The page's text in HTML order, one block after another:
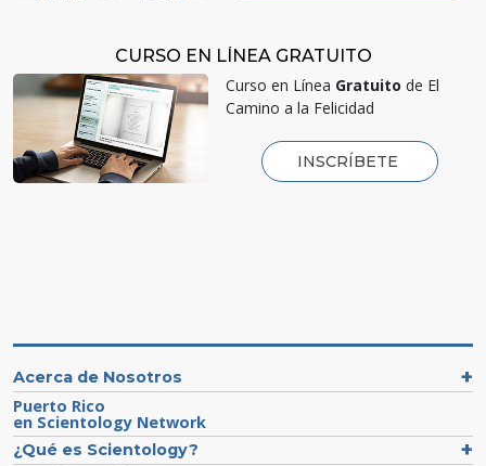
CURSO EN LÍNEA GRATUITO
Curso en Línea Gratuito de El
Camino a la Felicidad
INSCRÍBETE
Acerca de Nosotros
Puerto Rico
en Scientology Network
¿Qué es Scientology?